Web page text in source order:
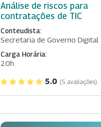
Análise de riscos para
contratações de TIC
Conteudista:
Secretaria de Governo Digital
Carga Horária:
20h
5.0 (5 avaliações)